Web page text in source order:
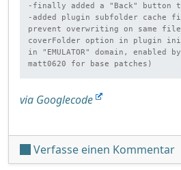
-finally added a "Back" button
-added plugin subfolder cache
prevent overwriting on same
coverFolder option in plugin
in "EMULATOR" domain, enabled
matt0620 for base patches)
via Googlecode
Verfasse einen Kommentar